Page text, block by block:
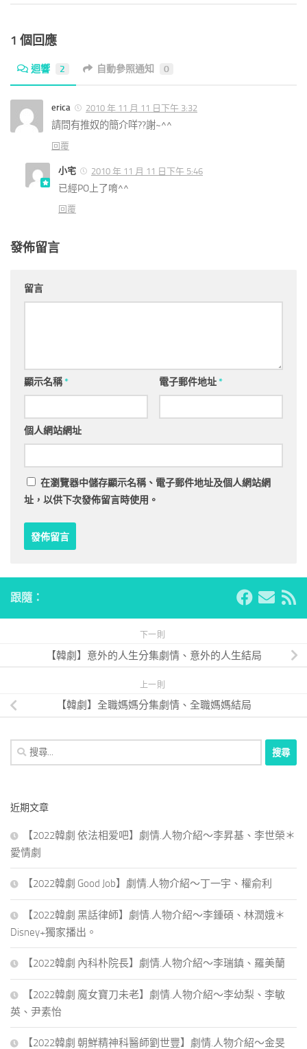
1 個回應
迴響 2 自動參照通知 0
erica 2010 年 11 月 11 日下午 3:32
請問有推奴的簡介咩??謝~^^
回覆
小宅 2010 年 11 月 11 日下午 5:46
已經PO上了唷^^
回覆
發佈留言
留言
顯示名稱* 電子郵件地址*
個人網站網址
在瀏覽器中儲存顯示名稱、電子郵件地址及個人網站網
址，以供下次發佈留言時使用。
跟隨：
下一則
【韓劇】意外的人生分集劇情、意外的人生結局
上一則
【韓劇】全職媽媽分集劇情、全職媽媽結局
搜
尋
字:
近期文章
【2022韓劇 依法相爱吧】劇情.人物介紹～李昇基、李世榮＊
愛情劇
【2022韓劇 Good Job】劇情.人物介紹～丁一宇、權俞利
【2022韓劇 黑話律師】劇情.人物介紹～李鍾碩、林潤娥＊
Disney+獨家播出。
【2022韓劇 內科朴院長】劇情.人物介紹～李瑞鎮、羅美蘭
【2022韓劇 魔女寶刀未老】劇情.人物介紹～李幼梨、李敏
英、尹素怡
【2022韓劇 朝鮮精神科醫師劉世豐】劇情.人物介紹～金旻